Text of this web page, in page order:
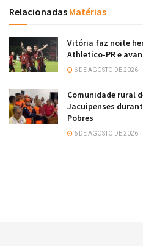
Relacionadas Matérias
Vitória faz noite
Athletico-PR e
6 DE AGOSTO DE 2026
Comunidade rural
Jacuipenses
Pobres
6 DE AGOSTO DE 2026